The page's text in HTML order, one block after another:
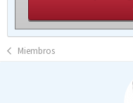
Miembros